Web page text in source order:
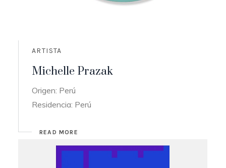
ARTISTA
Michelle Prazak
Origen: Perú
Residencia: Perú
READ MORE